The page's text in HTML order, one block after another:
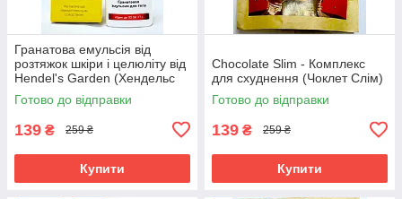
Гранатова емульсія від
розтяжок шкіри і целюліту від
Hendel's Garden (Хендельс
Гаден)
Готово до відправки
139 ₴ 259 ₴
Купити
Chocolate Slim - Комплекс
для схуднення (Чоклет Слім)
Готово до відправки
139 ₴ 259 ₴
Купити